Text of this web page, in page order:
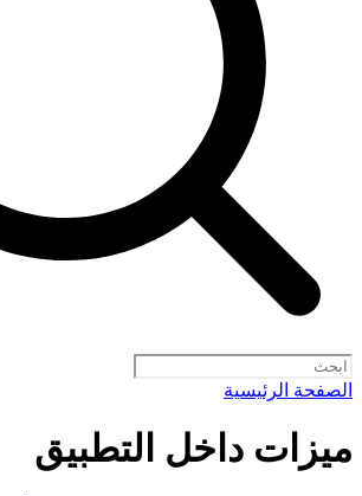
الصفحة الرئيسية
ميزات داخل التطبيق